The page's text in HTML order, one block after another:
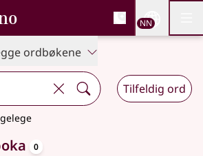
, Bokmålsordboka og
NN
ordbøkene
Tilfeldig ord
0